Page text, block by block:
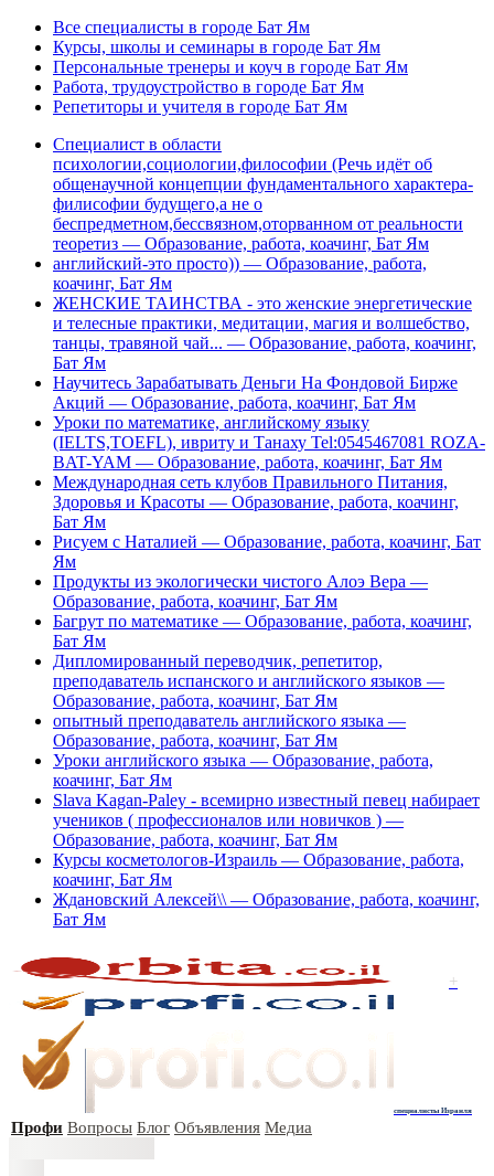
Все специалисты в городе Бат Ям
Курсы, школы и семинары в городе Бат Ям
Персональные тренеры и коуч в городе Бат Ям
Работа, трудоустройство в городе Бат Ям
Репетиторы и учителя в городе Бат Ям
Специалист в области
психологии,социологии,философии (Речь идёт об
общенаучной концепции фундаментального характера-
филисофии будущего,а не о
беспредметном,бессвязном,оторванном от реальности
теоретиз — Образование, работа, коачинг, Бат Ям
английский-это просто)) — Образование, работа,
коачинг, Бат Ям
ЖЕНСКИЕ ТАИНСТВА - это женские энергетические
и телесные практики, медитации, магия и волшебство,
танцы, травяной чай... — Образование, работа, коачинг,
Бат Ям
Научитесь Зарабатывать Деньги На Фондовой Бирже
Акций — Образование, работа, коачинг, Бат Ям
Уроки по математике, английскому языку
(IELTS,TOEFL), ивриту и Танаху Tel:0545467081 ROZA-
BAT-YAM — Образование, работа, коачинг, Бат Ям
Международная сеть клубов Правильного Питания,
Здоровья и Красоты — Образование, работа, коачинг,
Бат Ям
Рисуем с Наталией — Образование, работа, коачинг, Бат
Ям
Продукты из экологически чистого Алоэ Вера —
Образование, работа, коачинг, Бат Ям
Багрут по математике — Образование, работа, коачинг,
Бат Ям
Дипломированный переводчик, репетитор,
преподаватель испанского и английского языков —
Образование, работа, коачинг, Бат Ям
опытный преподаватель английского языка —
Образование, работа, коачинг, Бат Ям
Уроки английского языка — Образование, работа,
коачинг, Бат Ям
Slava Kagan-Paley - всемирно известный певец набирает
учеников ( профессионалов или новичков ) —
Образование, работа, коачинг, Бат Ям
Курсы косметологов-Израиль — Образование, работа,
коачинг, Бат Ям
Ждановский Алексей\\ — Образование, работа, коачинг,
Бат Ям
+
специалисты Израиля
Профи Вопросы Блог Объявления Медиа